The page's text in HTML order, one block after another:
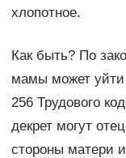
хлопотное.
Как быть? По
мамы может уйти
256 Трудового
декрет могут
стороны матери